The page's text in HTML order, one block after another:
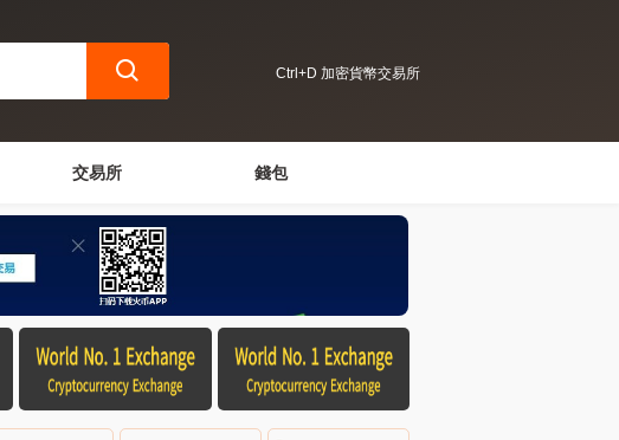
Ctrl+D 加密貨幣交易所
交易所 錢包